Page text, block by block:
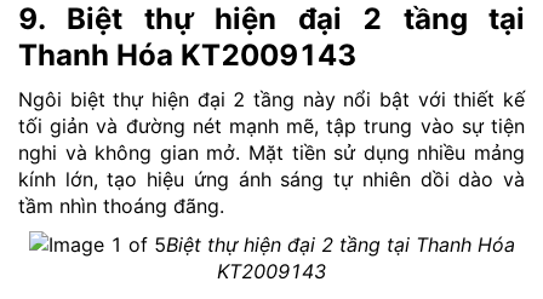
9. Biệt thự hiện đại 2 tầng tại
Thanh Hóa KT2009143
Ngôi biệt thự hiện đại 2 tầng này nổi bật với thiết kế
tối giản và đường nét mạnh mẽ, tập trung vào sự tiện
nghi và không gian mở. Mặt tiền sử dụng nhiều mảng
kính lớn, tạo hiệu ứng ánh sáng tự nhiên dồi dào và
tầm nhìn thoáng đãng.
Biệt thự hiện đại 2 tầng tại Thanh Hóa
KT2009143